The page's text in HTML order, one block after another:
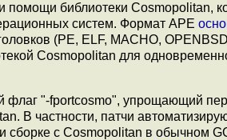
помощи библиотеки Cosmopolitan,
систем. Формат APE
(PE, ELF, MACHO,
Cosmopolitan для
флаг "-fportcosmo", упрощающий
В частности, патчи
сборке с Cosmopolitan в обычном